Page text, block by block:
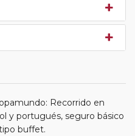
Recorrido en
y portugués, seguro básico
buffet.